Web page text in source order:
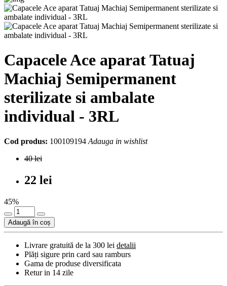
Capacele Ace aparat Tatuaj
Machiaj Semipermanent
sterilizate si ambalate
individual - 3RL
Cod produs: 100109194 Adauga in wishlist
40 lei
22 lei
45%
Adaugă în coș
Livrare gratuită de la 300 lei detalii
Plăți sigure prin card sau ramburs
Gama de produse diversificata
Retur in 14 zile